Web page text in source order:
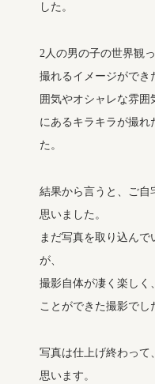
した。
2人の男の子の世界観
撮れるイメージができ
囲気やオシャレな雰囲
にあるキラキラが撮れ
た。
結果から言うと、ご自
思いました。
まだ写真を取り込ん
が、
撮影自体が凄く楽しく
ことができた撮影でし
写真は仕上げ終わって
思います。